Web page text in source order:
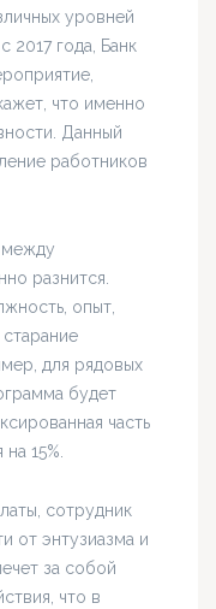
уровней
2017 года, Банк
что именно
Данный
работников
между
разнится.
опыт,
для рядовых
будет
часть
15%.
сотрудник
от энтузиазма и
за собой
что в